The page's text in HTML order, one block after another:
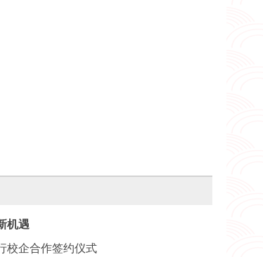
机遇
校企合作签约仪式